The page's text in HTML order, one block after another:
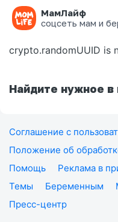
МамЛайф
соцсеть мам и
Ошибка на
crypto.randomUUID is
Найдите нужное в
Соглашение с
Положение об
Помощь
Реклама в
Темы
Беременным
Пресс-центр